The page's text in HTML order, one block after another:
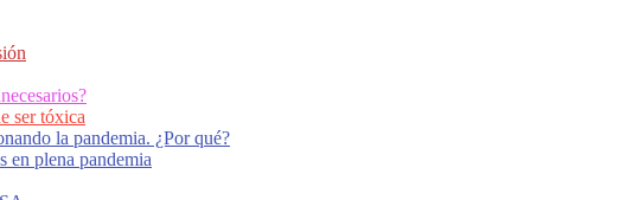
ser tóxica
la pandemia. ¿Por qué?
en plena pandemia